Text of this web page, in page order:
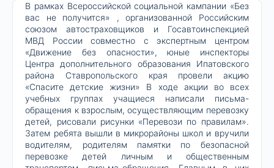
В рамках Всероссийской социальной кампании «Без
вас не получится» , организованной Российским
союзом автостраховщиков и Госавтоинспекцией
МВД России совместно с экспертным центром
«Движение без опасности», юные инспекторы
Центра дополнительного образования Ипатовского
района Ставропольского края провели акцию
«Спасите детские жизни» В ходе акции во всех
учебных группах учащиеся написали письма-
обращения к взрослым, осуществляющим перевозку
детей, рисовали рисунки «Перевози по правилам».
Затем ребята вышли в микрорайоны школ и вручили
водителям, родителям памятки по безопасной
перевозке детей личным и общественным